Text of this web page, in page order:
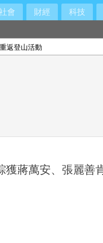
會 財經 科技
返登山活動
蔣萬安、張麗善